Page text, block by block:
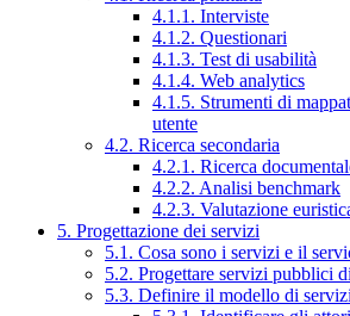
4.1.1. Interviste
4.1.2. Questionari
4.1.3. Test di usabilità
4.1.4. Web analytics
4.1.5. Strumenti di
utente
4.2. Ricerca secondaria
4.2.1. Ricerca
4.2.2. Analisi benchmark
4.2.3. Valutazione
5. Progettazione dei servizi
5.1. Cosa sono i servizi e il
5.2. Progettare servizi pubblici
5.3. Definire il modello di